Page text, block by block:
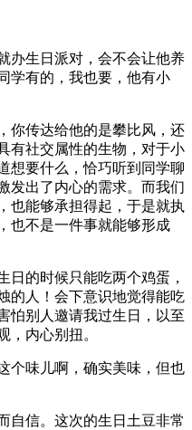
办生日派对，会不会让他养
学有的，我也要，他有小
你传达给他的是攀比风，还
有社交属性的生物，对于小
想要什么，恰巧听到同学聊
发出了内心的需求。而我们
也能够承担得起，于是就执
也不是一件事就能够形成
日的时候只能吃两个鸡蛋，
的人！会下意识地觉得能吃
怕别人邀请我过生日，以至
，内心别扭。
个味儿啊，确实美味，但也
自信。这次的生日土豆非常